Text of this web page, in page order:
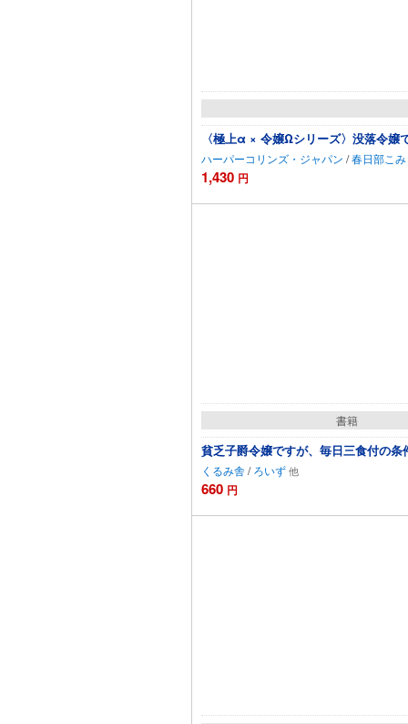
〈極上α × 令嬢Ωシリーズ〉没落令
ハーパーコリンズ・ジャパン /春日部こ
1,430 円
書籍
貧乏子爵令嬢ですが、毎日三食付の条
くるみ舎/ ろいず
660 円